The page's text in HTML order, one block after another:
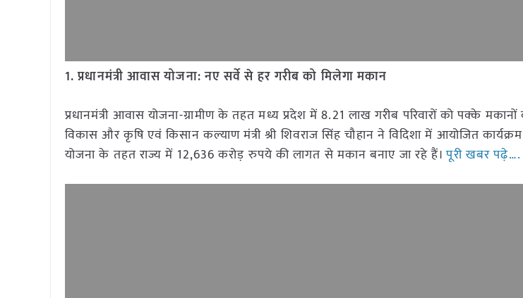
1. प्रधानमंत्री आवास योजना: नए सर्वे से हर गरीब को मिलेगा मकान
प्रधानमंत्री आवास योजना-ग्रामीण के तहत मध्य प्रदेश में 8.21 लाख गरीब परिवारों को पक्के मकानों
विकास और कृषि एवं किसान कल्याण मंत्री श्री शिवराज सिंह चौहान ने विदिशा में आयोजित
योजना के तहत राज्य में 12,636 करोड़ रुपये की लागत से मकान बनाए जा रहे हैं।पूरी खबर पढ़े….